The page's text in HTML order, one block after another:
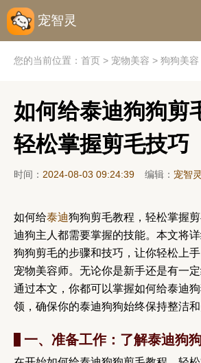
宠智灵
您的当前位置： 首页 > 宠物美容 > 狗狗美容
如何给泰迪狗狗剪
轻松掌握剪毛技巧
时间： 2024-08-03 09:24:39 编辑： 宠智
如何给泰迪狗狗剪毛教程，轻松掌握
迪狗主人都需要掌握的技能。本文将
狗狗剪毛的步骤和技巧，让你轻松上
宠物美容师。无论你是新手还是有一
通过本文，你都可以掌握如何给泰迪
领，确保你的泰迪狗狗始终保持整洁和
一、准备工作：了解泰迪狗